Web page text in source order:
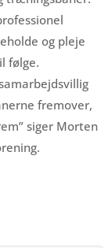
og pleje
følge.
fremover,
siger Morten